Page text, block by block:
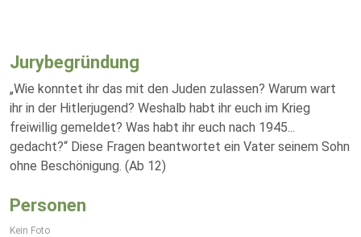
Jurybegründung
„Wie konntet ihr das mit den Juden zulassen? Warum wart
ihr in der Hitlerjugend? Weshalb habt ihr euch im Krieg
freiwillig gemeldet? Was habt ihr euch nach 1945...
gedacht?“ Diese Fragen beantwortet ein Vater seinem Sohn
ohne Beschönigung. (Ab 12)
Personen
Kein Foto